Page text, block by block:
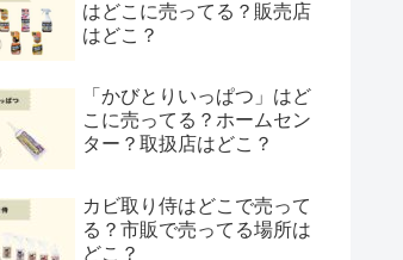
はどこに売ってる？販売店
はどこ？
「かびとりいっぱつ」はど
こに売ってる？ホームセン
ター？取扱店はどこ？
カビ取り侍はどこで売って
る？市販で売ってる場所は
どこ？